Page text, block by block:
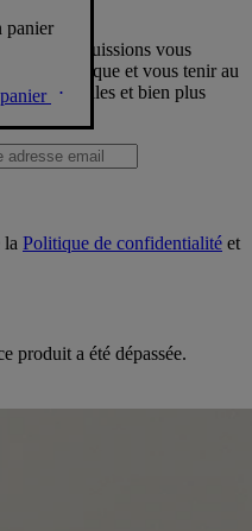
panier
que nous puissions vous
Diptyque et vous tenir au
spéciales et bien plus
la Politique de confidentialité et
produit a été dépassée.